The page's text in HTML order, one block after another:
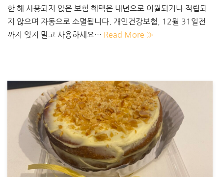
한 해 사용되지 않은 보험 혜택은 내년으로 이월되거나 적립되
지 않으며 자동으로 소멸됩니다. 개인건강보험, 12월 31일전
까지 잊지 말고 사용하세요… Read More »